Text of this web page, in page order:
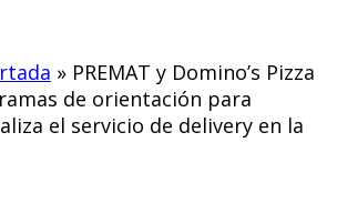
» PREMAT y Domino’s Pizza
de orientación para
el servicio de delivery en la